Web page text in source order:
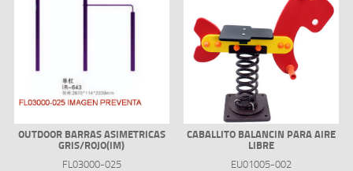
OUTDOOR BARRAS ASIMETRICAS
GRIS/ROJO(IM)
FL03000-025
CABALLITO BALANCIN PARA AIRE
LIBRE
EU01005-002